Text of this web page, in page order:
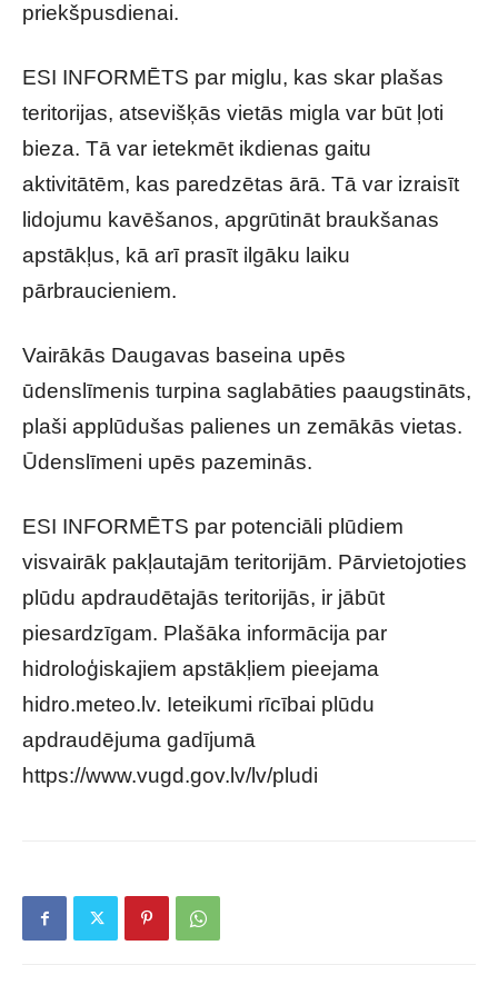
priekšpusdienai.
ESI INFORMĒTS par miglu, kas skar plašas
teritorijas, atsevišķās vietās migla var būt ļoti
bieza. Tā var ietekmēt ikdienas gaitu
aktivitātēm, kas paredzētas ārā. Tā var izraisīt
lidojumu kavēšanos, apgrūtināt braukšanas
apstākļus, kā arī prasīt ilgāku laiku
pārbraucieniem.
Vairākās Daugavas baseina upēs
ūdenslīmenis turpina saglabāties paaugstināts,
plaši applūdušas palienes un zemākās vietas.
Ūdenslīmeni upēs pazeminās.
ESI INFORMĒTS par potenciāli plūdiem
visvairāk pakļautajām teritorijām. Pārvietojoties
plūdu apdraudētajās teritorijās, ir jābūt
piesardzīgam. Plašāka informācija par
hidroloģiskajiem apstākļiem pieejama
hidro.meteo.lv. Ieteikumi rīcībai plūdu
apdraudējuma gadījumā
https://www.vugd.gov.lv/lv/pludi